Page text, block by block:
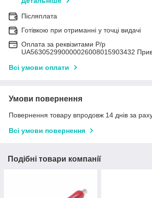
Післяплата
Готівкою при отриманні у точці видачі
Оплата за реквізитами Р/р
UA563052990000026008015903432
Всі умови оплати
Умови повернення
Повернення товару впродовж 14 днів за
Всі умови повернення
Подібні товари компанії